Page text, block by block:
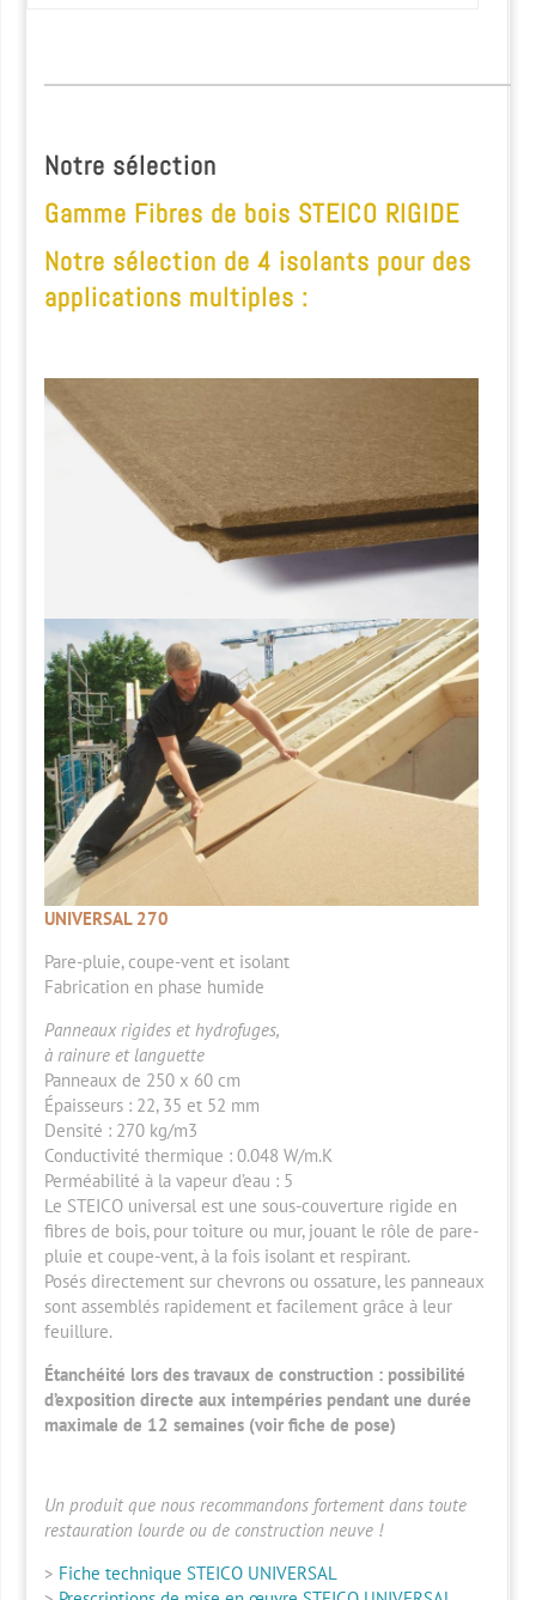
Notre sélection
Gamme Fibres de bois STEICO RIGIDE
Notre sélection de 4 isolants pour des
applications multiples :
UNIVERSAL 270
Pare-pluie, coupe-vent et isolant
Fabrication en phase humide
Panneaux rigides et hydrofuges,
à rainure et languette
Panneaux de 250 x 60 cm
Épaisseurs : 22, 35 et 52 mm
Densité : 270 kg/m3
Conductivité thermique : 0.048 W/m.K
Perméabilité à la vapeur d’eau : 5
Le STEICO universal est une sous-couverture rigide en
fibres de bois, pour toiture ou mur, jouant le rôle de pare-
pluie et coupe-vent, à la fois isolant et respirant.
Posés directement sur chevrons ou ossature, les panneaux
sont assemblés rapidement et facilement grâce à leur
feuillure.
Étanchéité lors des travaux de construction : possibilité
d’exposition directe aux intempéries pendant une durée
maximale de 12 semaines (voir fiche de pose)
Un produit que nous recommandons fortement dans toute
restauration lourde ou de construction neuve !
> Fiche technique STEICO UNIVERSAL